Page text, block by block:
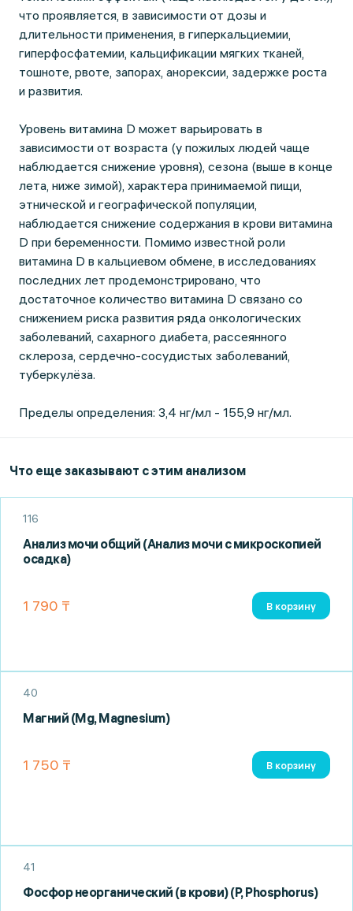
что проявляется, в зависимости от дозы и
длительности применения, в гиперкальциемии,
гиперфосфатемии, кальцификации мягких тканей,
тошноте, рвоте, запорах, анорексии, задержке роста
и развития.
Уровень витамина D может варьировать в
зависимости от возраста (у пожилых людей чаще
наблюдается снижение уровня), сезона (выше в конце
лета, ниже зимой), характера принимаемой пищи,
этнической и географической популяции,
наблюдается снижение содержания в крови витамина
D при беременности. Помимо известной роли
витамина D в кальциевом обмене, в исследованиях
последних лет продемонстрировано, что
достаточное количество витамина D связано со
снижением риска развития ряда онкологических
заболеваний, сахарного диабета, рассеянного
склероза, сердечно-сосудистых заболеваний,
туберкулёза.
Пределы определения: 3,4 нг/мл - 155,9 нг/мл.
Что еще заказывают с этим анализом
116
Анализ мочи общий (Анализ мочи с микроскопией
осадка)
1 790 ₸ В корзину
40
Магний (Мg, Magnesium)
1 750 ₸ В корзину
41
Фосфор неорганический (в крови) (P, Phosphorus)